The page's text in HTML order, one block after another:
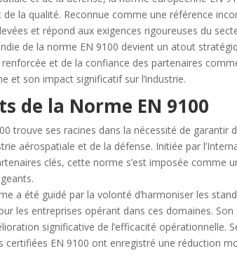
de la qualité. Reconnue comme une référence
et répond aux exigences rigoureuses du
de la norme EN 9100 devient un atout
et de la confiance des partenaires
et son impact significatif sur l’industrie.
de la Norme EN 9100
trouve ses racines dans la nécessité de garantir
aérospatiale et de la défense. Initiée par
clés, cette norme s’est imposée comme
a été guidé par la volonté d’harmoniser les
les entreprises opérant dans ces domaines.
significative de l’efficacité opérationnelle.
certifiées EN 9100 ont enregistré une réduction